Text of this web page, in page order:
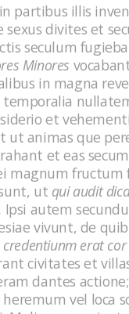
partibus illis
divites et
seculum
Minores
in magna
et
ut animas que
et eas
magnum fructum
ut qui audit
Ipsi autem
vivunt, de
erat
civitates et
dantes
vel loca